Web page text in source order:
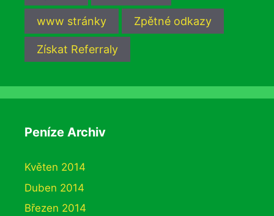
www stránky Zpětné odkazy
Získat Referraly
Peníze Archiv
Květen 2014
Duben 2014
Březen 2014